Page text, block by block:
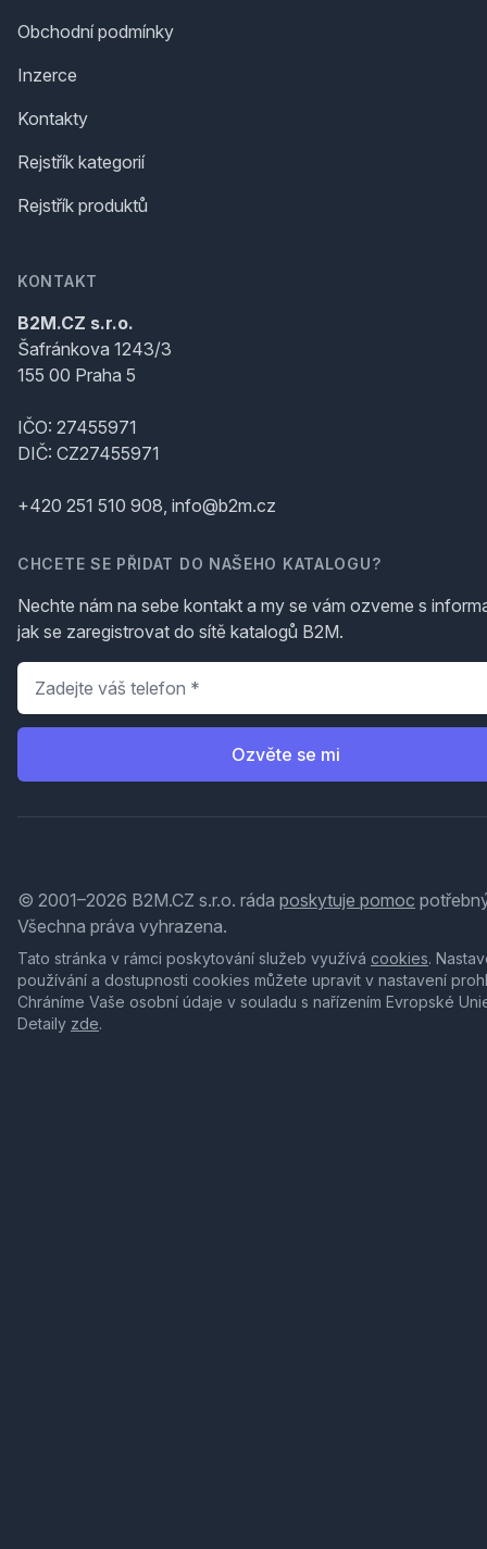
Obchodní podmínky
Inzerce
Kontakty
Rejstřík kategorií
Rejstřík produktů
KONTAKT
B2M.CZ s.r.o.
Šafránkova 1243/3
155 00 Praha 5
IČO: 27455971
DIČ: CZ27455971
+420 251 510 908, info@b2m.cz
CHCETE SE PŘIDAT DO NAŠEHO KATALOGU?
Nechte nám na sebe kontakt a my se vám ozveme s
jak se zaregistrovat do sítě katalogů B2M.
Telefon
Ozvěte se mi
© 2001–2026 B2M.CZ s.r.o. ráda poskytuje pomoc
Všechna práva vyhrazena.
Tato stránka v rámci poskytování služeb využívá cookies.
používání a dostupnosti cookies můžete upravit v nastavení
Chráníme Vaše osobní údaje v souladu s nařízením Evropské
Detaily zde.